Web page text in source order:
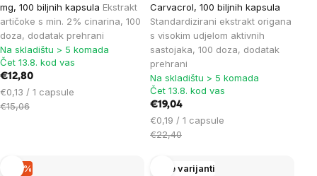
mg, 100 biljnih kapsula Ekstrakt
artičoke s min. 2% cinarina, 100
doza, dodatak prehrani
Na skladištu > 5 komada
Čet 13.8. kod vas
€12,80
Cijena
mjere:
€0,13 / 1 capsule
€15,06
Carvacrol, 100 biljnih kapsula
Standardizirani ekstrakt origana
s visokim udjelom aktivnih
sastojaka, 100 doza, dodatak
prehrani
Na skladištu > 5 komada
Čet 13.8. kod vas
€19,04
Cijena
mjere:
€0,19 / 1 capsule
€22,40
–15 % Više varijanti